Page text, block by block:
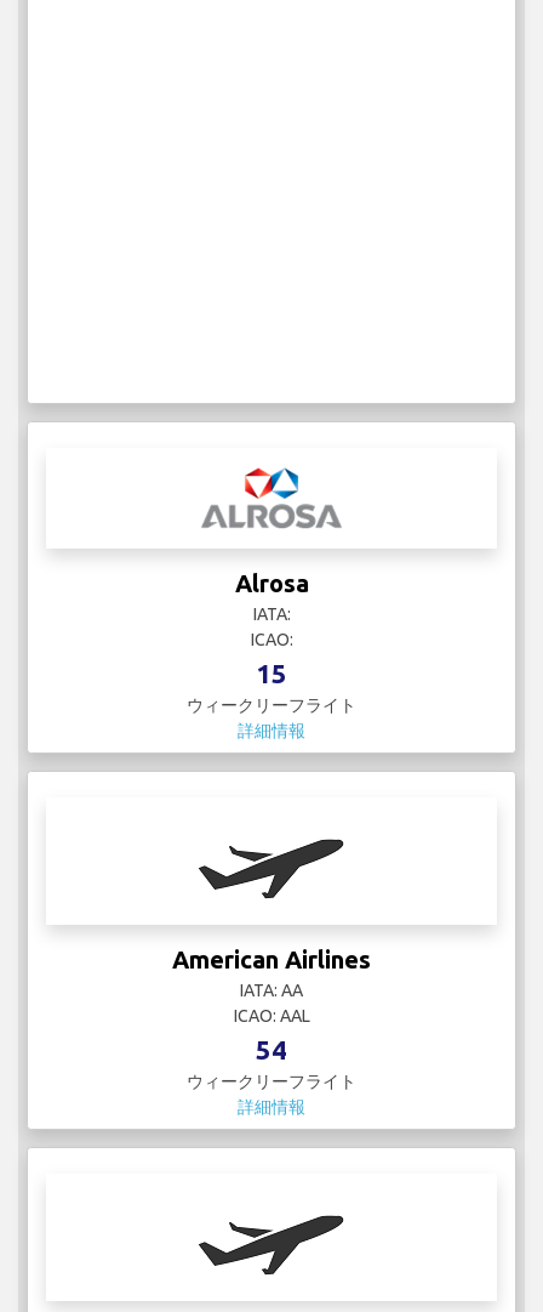
Alrosa
IATA:
ICAO:
15
ウィークリーフライト
詳細情報
American Airlines
IATA: AA
ICAO: AAL
54
ウィークリーフライト
詳細情報
American Eagle
IATA: